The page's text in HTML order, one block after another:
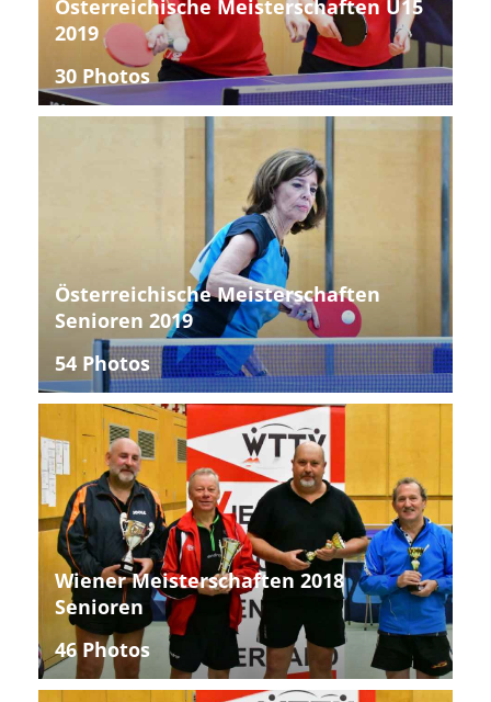
Österreichische Meisterschaften U15
2019
30 Photos
Österreichische Meisterschaften
Senioren 2019
54 Photos
Wiener Meisterschaften 2018
Senioren
46 Photos